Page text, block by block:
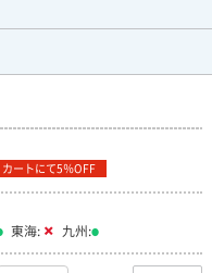
カートにて5％OFF
東海: 九州: